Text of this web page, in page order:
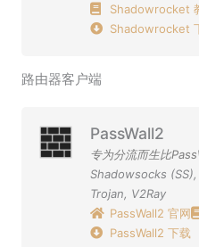
Shadowrocket
Shadowrocket
路由器客户端
PassWall2
专为分流而生比
Shadowsocks (SS),
Trojan, V2Ray
PassWall2 官网
PassWall2 下载